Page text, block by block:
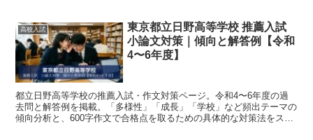
高校入試
東京都立日野高等学校 推薦入試
小論文対策｜傾向と解答例【令和
4〜6年度】
都立日野高等学校の推薦入試・作文対策ページ。令和4〜6年度の過
去問と解答例を掲載。「多様性」「成長」「学校」など頻出テーマの
傾向分析と、600字作文で合格点を取るための具体的な対策法をスカ